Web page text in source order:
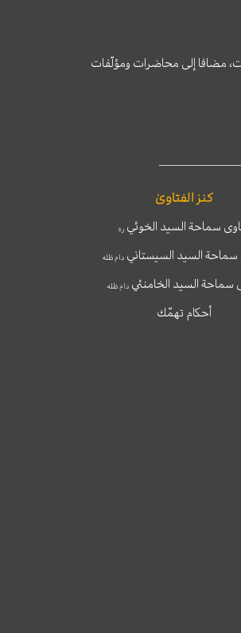
مضافا إلى محاضرات ومؤلّفات
كنز الفتاوىٰ
سماحة السيد الخوئي ره
سماحة السيد السيستاني دام ظله
سماحة السيد الخامنئيدام ظله
أحكام تهمّك